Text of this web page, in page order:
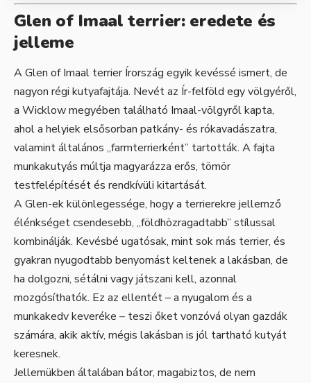
Glen of Imaal terrier: eredete és
jelleme
A Glen of Imaal terrier Írország egyik kevéssé ismert, de
nagyon régi kutyafajtája. Nevét az Ír-felföld egy völgyéről,
a Wicklow megyében található Imaal-völgyről kapta,
ahol a helyiek elsősorban patkány- és rókavadászatra,
valamint általános „farmterrierként” tartották. A fajta
munkakutyás múltja magyarázza erős, tömör
testfelépítését és rendkívüli kitartását.
A Glen-ek különlegessége, hogy a terrierekre jellemző
élénkséget csendesebb, „földhözragadtabb” stílussal
kombinálják. Kevésbé ugatósak, mint sok más terrier, és
gyakran nyugodtabb benyomást keltenek a lakásban, de
ha dolgozni, sétálni vagy játszani kell, azonnal
mozgósíthatók. Ez az ellentét – a nyugalom és a
munkakedv keveréke – teszi őket vonzóvá olyan gazdák
számára, akik aktív, mégis lakásban is jól tartható kutyát
keresnek.
Jellemükben általában bátor, magabiztos, de nem